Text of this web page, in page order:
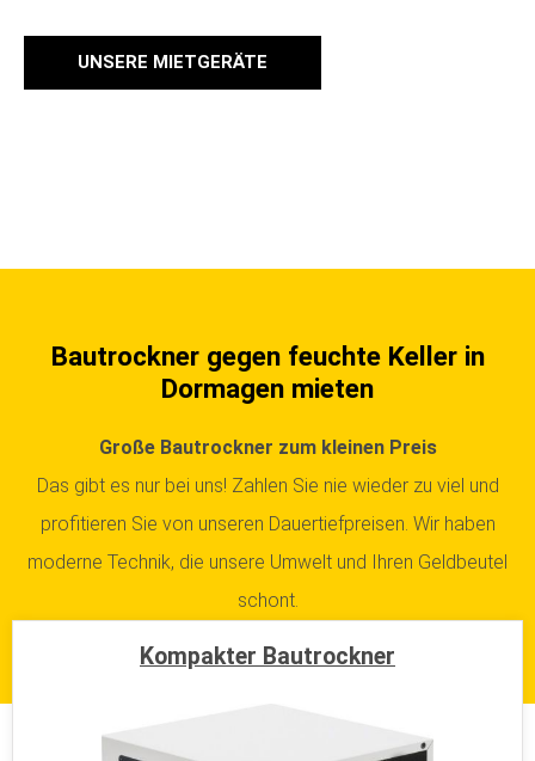
UNSERE MIETGERÄTE
Bautrockner gegen feuchte Keller in
Dormagen mieten
Große Bautrockner zum kleinen Preis
Das gibt es nur bei uns! Zahlen Sie nie wieder zu viel und
profitieren Sie von unseren Dauertiefpreisen. Wir haben
moderne Technik, die unsere Umwelt und Ihren Geldbeutel
schont.
Kompakter Bautrockner